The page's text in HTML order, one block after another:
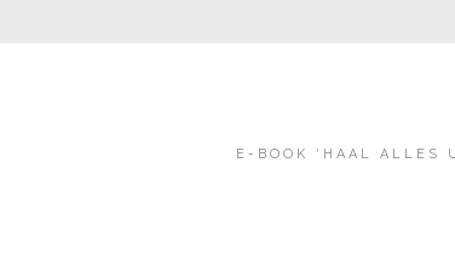
E-BOOK ‘HAAL ALLES